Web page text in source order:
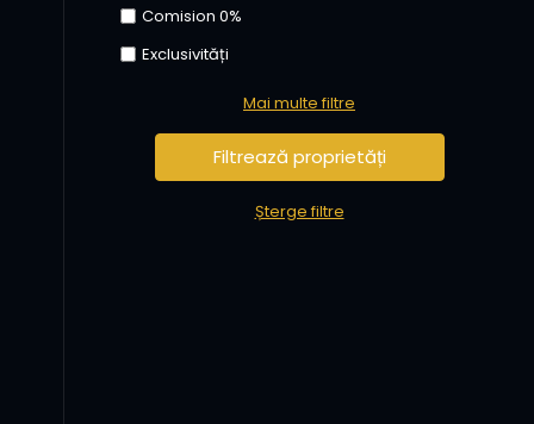
Comision 0%
Exclusivități
Mai multe filtre
Șterge filtre